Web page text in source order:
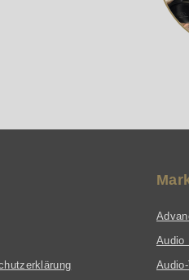
Audio